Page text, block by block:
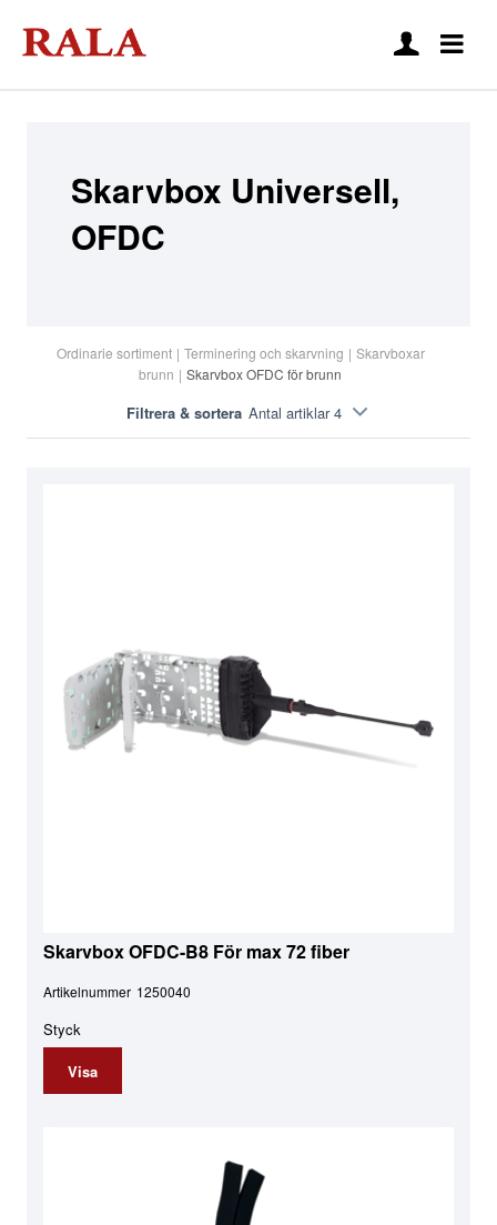
Skarvbox Universell,
OFDC
Ordinarie sortiment | Terminering och skarvning | Skarvboxar
brunn | Skarvbox OFDC för brunn
Filtrera & sortera Antal artiklar 4
Skarvbox OFDC-B8 För max 72 fiber
Artikelnummer 1250040
Styck
Visa